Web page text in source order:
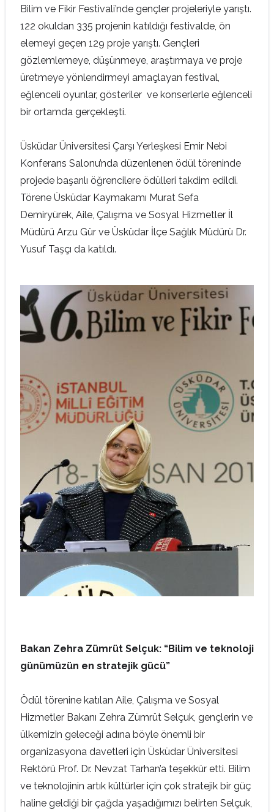
Bilim ve Fikir Festivali’nde gençler projeleriyle yarıştı.
122 okuldan 335 projenin katıldığı festivalde, ön
elemeyi geçen 129 proje yarıştı. Gençleri
gözlemlemeye, düşünmeye, araştırmaya ve proje
üretmeye yönlendirmeyi amaçlayan festival,
eğlenceli oyunlar, gösteriler ve konserlerle eğlenceli
bir ortamda gerçekleşti.
Üsküdar Üniversitesi Çarşı Yerleşkesi Emir Nebi
Konferans Salonu’nda düzenlenen ödül töreninde
projede başarılı öğrencilere ödülleri takdim edildi.
Törene Üsküdar Kaymakamı Murat Sefa
Demiryürek, Aile, Çalışma ve Sosyal Hizmetler İl
Müdürü Arzu Gür ve Üsküdar İlçe Sağlık Müdürü Dr.
Yusuf Taşçı da katıldı.
Bakan Zehra Zümrüt Selçuk: “Bilim ve teknoloji
günümüzün en stratejik gücü”
Ödül törenine katılan Aile, Çalışma ve Sosyal
Hizmetler Bakanı Zehra Zümrüt Selçuk, gençlerin ve
ülkemizin geleceği adına böyle önemli bir
organizasyona davetleri için Üsküdar Üniversitesi
Rektörü Prof. Dr. Nevzat Tarhan’a teşekkür etti. Bilim
ve teknolojinin artık kültürler için çok stratejik bir güç
haline geldiği bir çağda yaşadığımızı belirten Selçuk,